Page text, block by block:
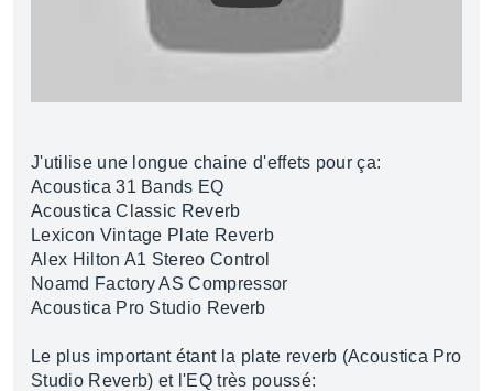
J'utilise une longue chaine d'effets pour ça:
Acoustica 31 Bands EQ
Acoustica Classic Reverb
Lexicon Vintage Plate Reverb
Alex Hilton A1 Stereo Control
Noamd Factory AS Compressor
Acoustica Pro Studio Reverb
Le plus important étant la plate reverb (Acoustica Pro
Studio Reverb) et l'EQ très poussé: